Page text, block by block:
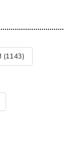
(1143)